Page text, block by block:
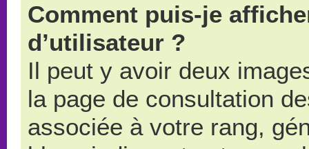
Comment puis-je
d’utilisateur ?
Il peut y avoir deux
la page de consultation
associée à votre rang,